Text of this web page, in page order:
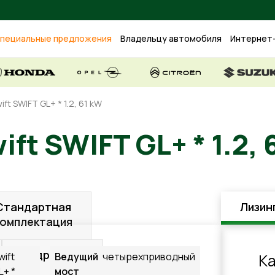
предложения Владельцу автомобиля
SWIFT GL+ * 1.2, 61 kW
SWIFT GL+ *
Подробнее
*
Ведущий
мост
четырехприводный